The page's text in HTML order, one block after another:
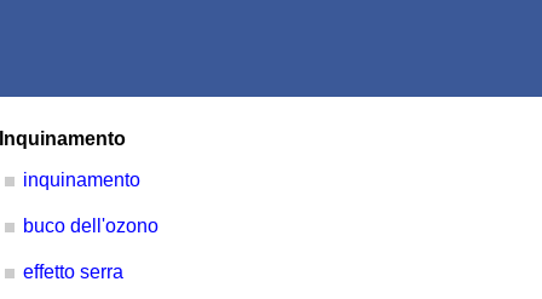
Inquinamento
inquinamento
buco dell'ozono
effetto serra